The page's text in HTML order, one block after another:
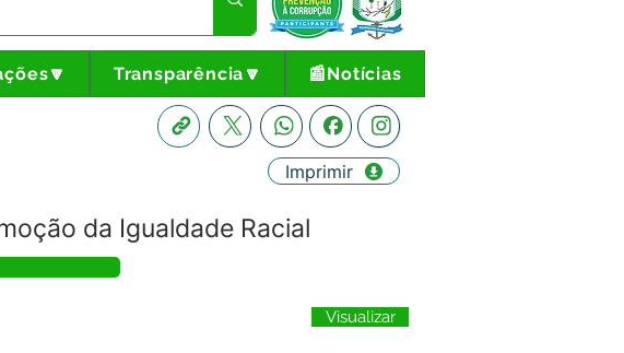
Transparência🔽 📰Notícias
da Igualdade Racial
Imprimir
Visualizar